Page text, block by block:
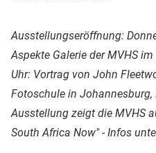
Ausstellungseröffnung:
Aspekte Galerie der MVHS im
Uhr: Vortrag von John
Fotoschule in
Ausstellung zeigt die MVHS
South Africa Now" - Infos